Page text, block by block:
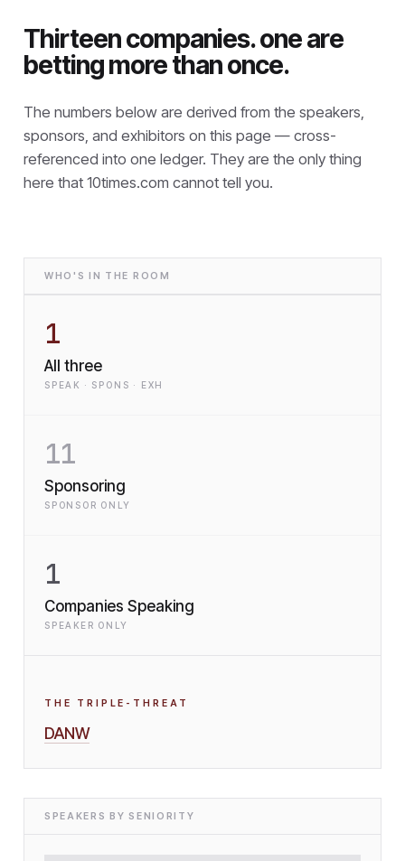
Thirteen companies. one are
betting more than once.
The numbers below are derived from the speakers,
sponsors, and exhibitors on this page — cross-
referenced into one ledger. They are the only thing
here that 10times.com cannot tell you.
WHO'S IN THE ROOM
1
All three
SPEAK · SPONS · EXH
11
Sponsoring
SPONSOR ONLY
1
Companies Speaking
SPEAKER ONLY
THE TRIPLE-THREAT
DANW
SPEAKERS BY SENIORITY